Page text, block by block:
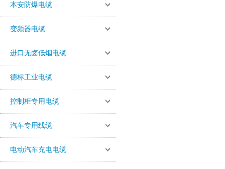
本安防爆电缆
变频器电缆
进口无卤低烟电缆
德标工业电缆
控制柜专用电缆
汽车专用线缆
电动汽车充电电缆